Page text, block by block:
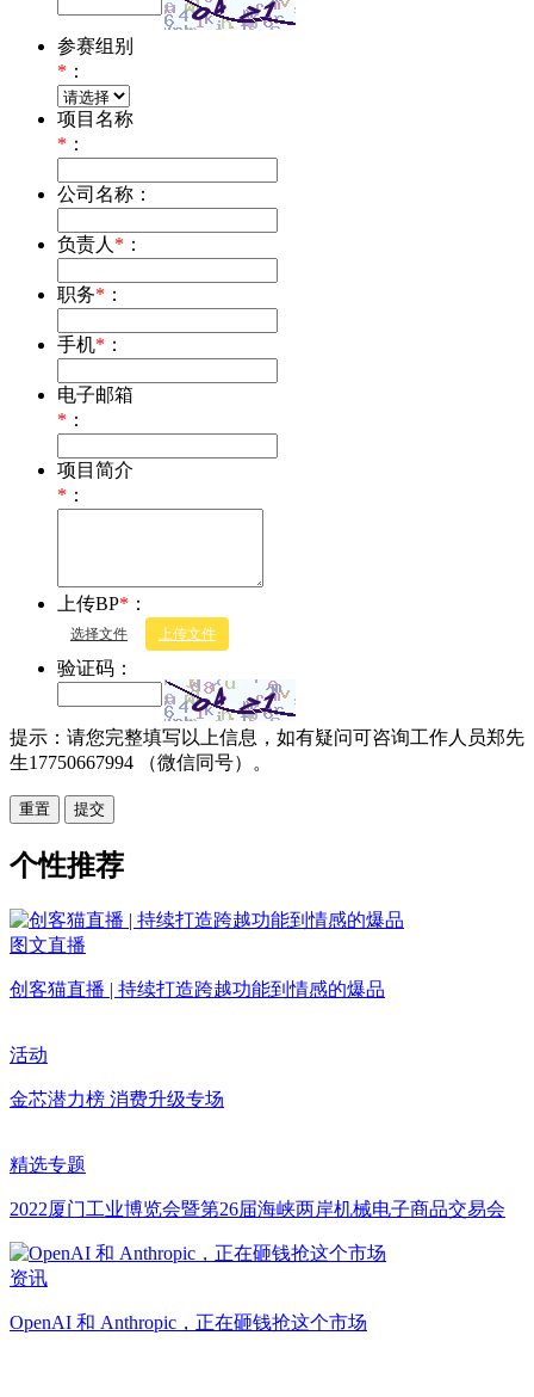
参赛组别
* ：
项目名称
* ：
公司名称：
负责人 * ：
职务* ：
手机* ：
电子邮箱
* ：
项目简介
* ：
上传BP* ：
选择文件 上传文件
验证码：
提示：请您完整填写以上信息，如有疑问可咨询工作人员郑先
生17750667994 （微信同号）。
重置
个性推荐
图文直播
创客猫直播 | 持续打造跨越功能到情感的爆品
活动
金芯潜力榜 消费升级专场
精选专题
2022厦门工业博览会暨第26届海峡两岸机械电子商品交易会
资讯
OpenAI 和 Anthropic，正在砸钱抢这个市场